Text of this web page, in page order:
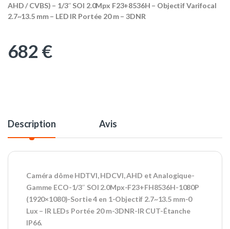
AHD / CVBS) – 1/3″ SOI 2.0Mpx F23+8536H – Objectif Varifocal
2.7~13.5 mm – LED IR Portée 20 m – 3DNR
682 €
Description Avis
Caméra dôme HDTVI, HDCVI, AHD et Analogique-
Gamme ECO-1/3″ SOI 2.0Mpx-F23+FH8536H-1080P
(1920×1080)-Sortie 4 en 1-Objectif 2.7~13.5 mm-0
Lux – IR LEDs Portée 20 m-3DNR-IR CUT-Étanche
IP66.